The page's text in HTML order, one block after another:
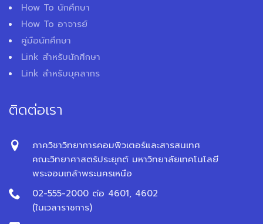
How To นักศึกษา
How To อาจารย์
คู่มือนักศึกษา
Link สำหรับนักศึกษา
Link สำหรับบุคลากร
ติดต่อเรา
ภาควิชาวิทยาการคอมพิวเตอร์และสารสนเทศ
คณะวิทยาศาสตร์ประยุกต์ มหาวิทยาลัยเทคโนโลยี
พระจอมเกล้าพระนครเหนือ
02-555-2000 ต่อ 4601, 4602
(ในเวลาราชการ)